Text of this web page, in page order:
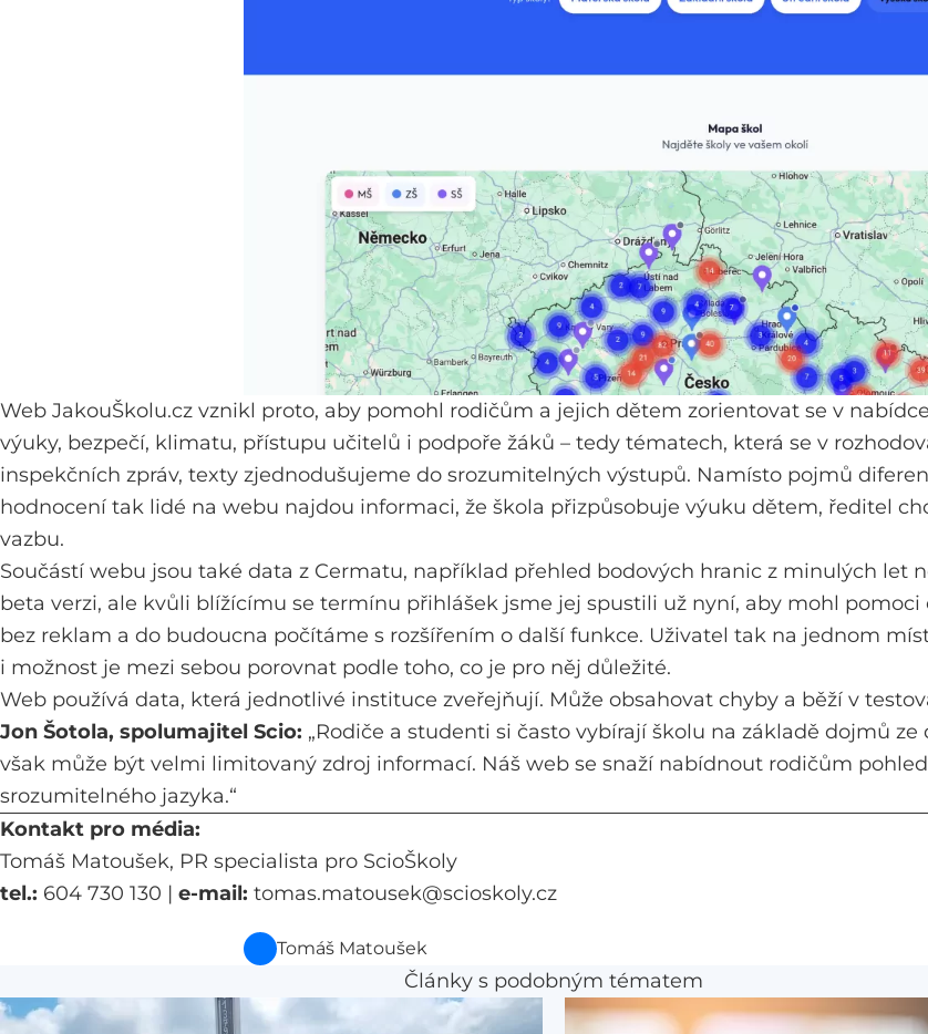
Web JakouŠkolu.cz vznikl proto, aby pomohl rodičům a jejich dětem zorientovat se v
výuky, bezpečí, klimatu, přístupu učitelů i podpoře žáků – tedy tématech, která se v
inspekčních zpráv, texty zjednodušujeme do srozumitelných výstupů. Namísto pojmů
hodnocení tak lidé na webu najdou informaci, že škola přizpůsobuje výuku dětem, ředitel
vazbu.
Součástí webu jsou také data z Cermatu, například přehled bodových hranic z minulých let
beta verzi, ale kvůli blížícímu se termínu přihlášek jsme jej spustili už nyní, aby mohl
bez reklam a do budoucna počítáme s rozšířením o další funkce. Uživatel tak na jednom
i možnost je mezi sebou porovnat podle toho, co je pro něj důležité.
Web používá data, která jednotlivé instituce zveřejňují. Může obsahovat chyby a běží v
Jon Šotola, spolumajitel Scio: „Rodiče a studenti si často vybírají školu na základě dojmů
však může být velmi limitovaný zdroj informací. Náš web se snaží nabídnout rodičům
srozumitelného jazyka.“
Kontakt pro média:
Tomáš Matoušek, PR specialista pro ScioŠkoly
tel.: 604 730 130 | e-mail: tomas.matousek@scioskoly.cz
Tomáš Matoušek
Články s podobným tématem